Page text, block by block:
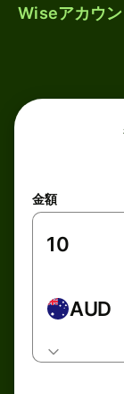
Wiseアカウン
金額
AUD